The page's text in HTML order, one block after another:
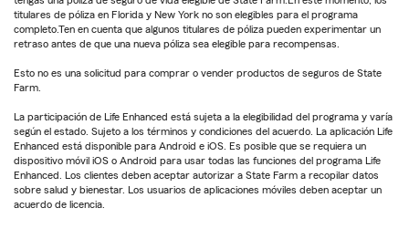
titulares de póliza en Florida y New York no son elegibles para el programa
completo.Ten en cuenta que algunos titulares de póliza pueden experimentar un
retraso antes de que una nueva póliza sea elegible para recompensas.
Esto no es una solicitud para comprar o vender productos de seguros de State
Farm.
La participación de Life Enhanced está sujeta a la elegibilidad del programa y varía
según el estado. Sujeto a los términos y condiciones del acuerdo. La aplicación Life
Enhanced está disponible para Android e iOS. Es posible que se requiera un
dispositivo móvil iOS o Android para usar todas las funciones del programa Life
Enhanced. Los clientes deben aceptar autorizar a State Farm a recopilar datos
sobre salud y bienestar. Los usuarios de aplicaciones móviles deben aceptar un
acuerdo de licencia.